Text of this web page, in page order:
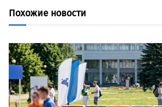
Похожие новости